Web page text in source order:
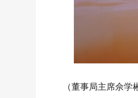
（董事局主席佘学